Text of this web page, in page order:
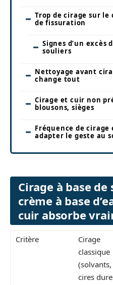
Trop de cirage sur le
de fissuration
Signes d’un excès
souliers
Nettoyage avant
change tout
Cirage et cuir non
blousons, sièges
Fréquence de
adapter le geste au
Cirage à base
crème à base
cuir absorbe
Critère
Cirage
classique
(solvants,
cires